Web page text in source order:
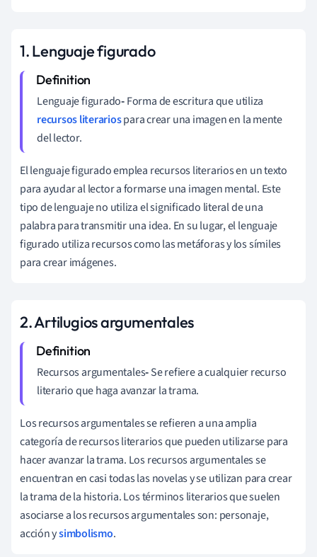
1. Lenguaje figurado
Lenguaje figurado-Forma de escritura que utiliza
recursos literariospara crear una imagen en la mente
del lector.
El lenguaje figurado emplea recursos literarios en un texto
para ayudar al lector a formarse una imagen mental. Este
tipo de lenguaje no utiliza el significado literal de una
palabra para transmitir una idea. En su lugar, el lenguaje
figurado utiliza recursos como las metáforas y los símiles
para crear imágenes.
2. Artilugios argumentales
Recursos argumentales-Se refiere a cualquier recurso
literario que haga avanzar la trama.
Los recursos argumentales se refieren a una amplia
categoría de recursos literarios que pueden utilizarse para
hacer avanzar la trama. Los recursos argumentales se
encuentran en casi todas las novelas y se utilizan para crear
la trama de la historia. Los términos literarios que suelen
asociarse a los recursos argumentales son: personaje,
acción ysimbolismo.